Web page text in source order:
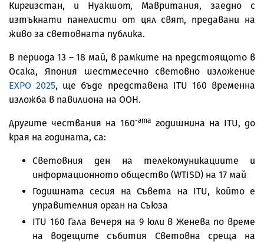
Киргизстан, и Нуакшот, Мавритания, заедно с
изтъкнати панелисти от цял ​​свят, предавани на
живо за световната публика.
В периода 13 – 18 май, в рамките на предстоящото в
Осака, Япония шестмесечно световно изложение
EXPO 2025, ще бъде представена ITU 160 временна
изложба в павилиона на ООН.
Другите чествания на 160-ата годишнина на ITU, до
края на годината, са:
Световния ден на телекомуникациите и
информационното общество (WTISD) на 17 май
Годишната сесия на Съвета на ITU, който е
управителния орган на Съюза
ITU 160 Гала вечеря на 9 юли в Женева по време
на водещите събития Световна среща на